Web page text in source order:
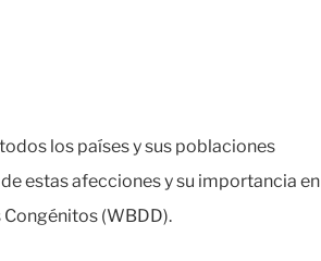
los países y sus poblaciones
estas afecciones y su importancia en
(WBDD).